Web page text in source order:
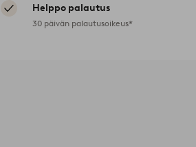
Helppo palautus
30 päivän palautusoikeus*